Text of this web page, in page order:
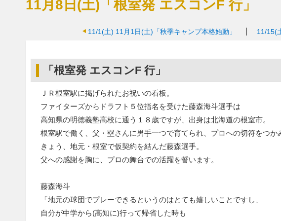
11月8日(土)「根室発 エスコンF 行」
11/1(土) 11月1日(土)「秋季キャンプ本格始動」 11/15(
「根室発 エスコンF 行」
ＪＲ根室駅に掲げられたお祝いの看板。
ファイターズからドラフト５位指名を受けた藤森海斗選手は
高知県の明徳義塾高校に通う１８歳ですが、出身は北海道の根室市。
根室駅で働く、父・塁さんに男手一つで育てられ、プロへの切符をつか
きょう、地元・根室で仮契約を結んだ藤森選手。
父への感謝を胸に、プロの舞台での活躍を誓います。
藤森海斗
「地元の球団でプレーできるというのはとても嬉しいことですし、
自分が中学から(高知に)行って帰省した時も